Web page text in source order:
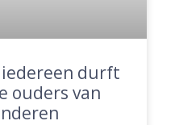
durft
ouders van